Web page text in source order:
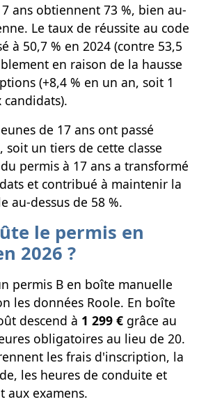
ans obtiennent 73 %, bien au-
Le taux de réussite au code
à 50,7 % en 2024 (contre 53,5
en raison de la hausse
(+8,4 % en un an, soit 1
candidats).
de 17 ans ont passé
un tiers de cette classe
permis à 17 ans a transformé
et contribué à maintenir la
au-dessus de 58 %.
le permis en
2026 ?
permis B en boîte manuelle
les données Roole. En boîte
descend à 1 299 € grâce au
obligatoires au lieu de 20.
les frais d'inscription, la
les heures de conduite et
aux examens.